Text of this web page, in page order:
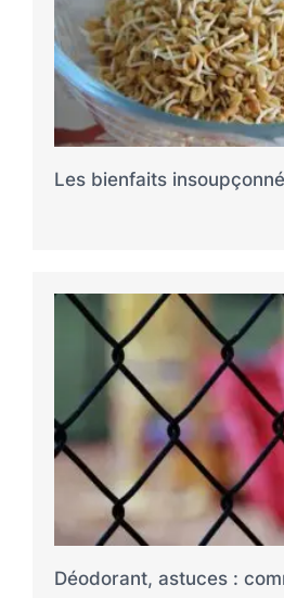
Les bienfaits
Déodorant, astuces :